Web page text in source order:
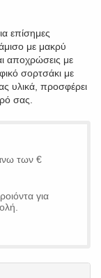
επίσημες
με μακρύ
αποχρώσεις με
σορτσάκι με
υλικά, προσφέρει
σας.
των €
για